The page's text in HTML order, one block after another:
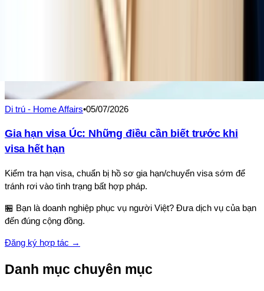
Di trú - Home Affairs•05/07/2026
Gia hạn visa Úc: Những điều cần biết trước khi
visa hết hạn
Kiểm tra hạn visa, chuẩn bị hồ sơ gia hạn/chuyển visa sớm để
tránh rơi vào tình trạng bất hợp pháp.
🏪 Bạn là doanh nghiệp phục vụ người Việt? Đưa dịch vụ của bạn
đến đúng cộng đồng.
Đăng ký hợp tác →
Danh mục chuyên mục